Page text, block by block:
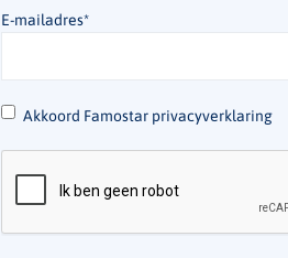
E-mailadres*
* Akkoord Famostar privacyverklaring